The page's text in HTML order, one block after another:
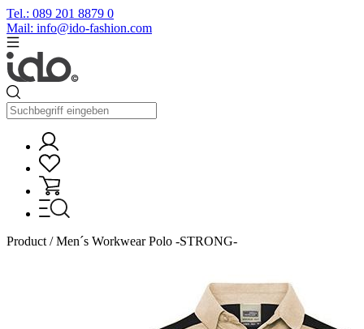
Tel.: 089 201 8879 0
Mail: info@ido-fashion.com
Product / Men´s Workwear Polo -STRONG-